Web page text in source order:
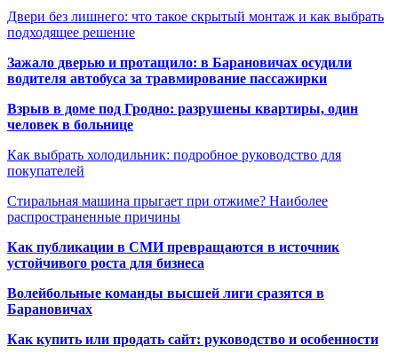
Двери без лишнего: что такое скрытый монтаж и как выбрать
подходящее решение
Зажало дверью и протащило: в Барановичах осудили
водителя автобуса за травмирование пассажирки
Взрыв в доме под Гродно: разрушены квартиры, один
человек в больнице
Как выбрать холодильник: подробное руководство для
покупателей
Стиральная машина прыгает при отжиме? Наиболее
распространенные причины
Как публикации в СМИ превращаются в источник
устойчивого роста для бизнеса
Волейбольные команды высшей лиги сразятся в
Барановичах
Как купить или продать сайт: руководство и особенности